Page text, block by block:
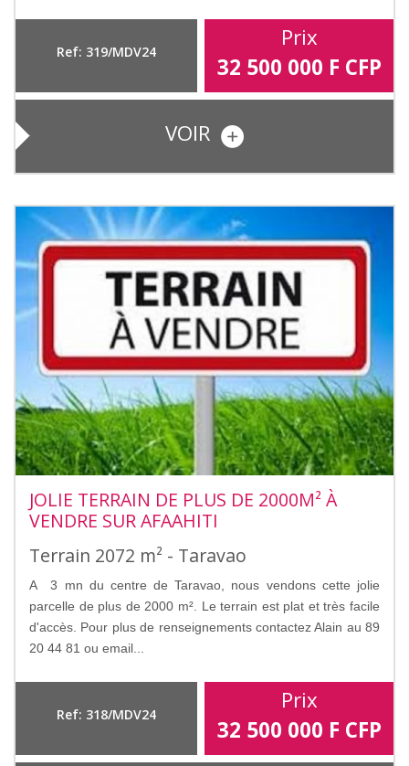
Ref: 319/MDV24
Prix
32 500 000 F CFP
VOIR
JOLIE TERRAIN DE PLUS DE 2000M² À
VENDRE SUR AFAAHITI
Terrain 2072 m² - Taravao
A 3 mn du centre de Taravao, nous vendons cette jolie
parcelle de plus de 2000 m². Le terrain est plat et très facile
d'accès. Pour plus de renseignements contactez Alain au 89
20 44 81 ou email...
Ref: 318/MDV24
Prix
32 500 000 F CFP